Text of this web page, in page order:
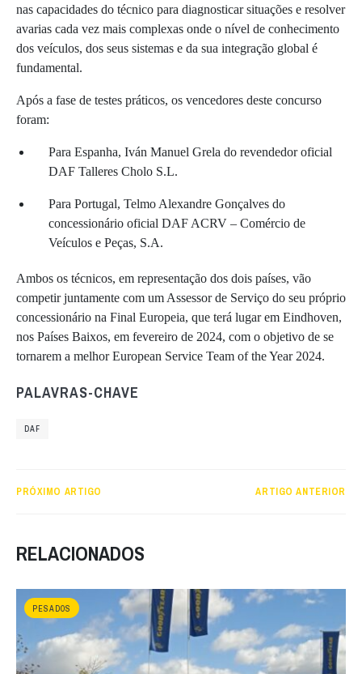
nas capacidades do técnico para diagnosticar situações e resolver
avarias cada vez mais complexas onde o nível de conhecimento
dos veículos, dos seus sistemas e da sua integração global é
fundamental.
Após a fase de testes práticos, os vencedores deste concurso
foram:
Para Espanha, Iván Manuel Grela do revendedor oficial
DAF Talleres Cholo S.L.
Para Portugal, Telmo Alexandre Gonçalves do
concessionário oficial DAF ACRV – Comércio de
Veículos e Peças, S.A.
Ambos os técnicos, em representação dos dois países, vão
competir juntamente com um Assessor de Serviço do seu próprio
concessionário na Final Europeia, que terá lugar em Eindhoven,
nos Países Baixos, em fevereiro de 2024, com o objetivo de se
tornarem a melhor European Service Team of the Year 2024.
PALAVRAS-CHAVE
DAF
PRÓXIMO ARTIGO ARTIGO ANTERIOR
RELACIONADOS
PESADOS